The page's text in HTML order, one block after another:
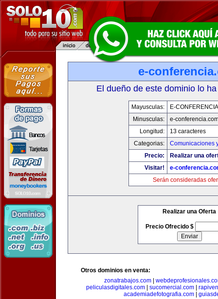
e-
El dueño de este dominio lo
Mayusculas:
E-
Minusculas:
e-
Longitud:
13 caracteres
Categorias:
Comunicaciones
Precio:
Realizar una
Visitar!
e-
Serán consideradas
Realizar una Oferta
Precio Ofrecido $
Otros dominios en venta:
zonatrabajos.com|
peliculasdigitales.com
sucomercial.com
academiadefotografia.com